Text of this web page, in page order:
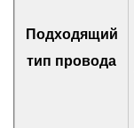
сигнала.
коаксиального
стабильность
температуры.
Подходящий
тип провода